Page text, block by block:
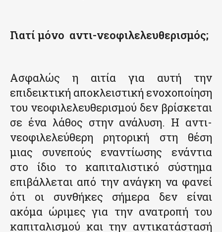
Γιατί μόνο αντι-νεοφιλελευθερισμός;
Ασφαλώς η αιτία για αυτή την
επιδεικτική αποκλειστική ενοχοποίηση
του νεοφιλελευθερισμού δεν βρίσκεται
σε ένα λάθος στην ανάλυση. Η αντι-
νεοφιλελεύθερη ρητορική στη θέση
μιας συνεπούς εναντίωσης ενάντια
στο ίδιο το καπιταλιστικό σύστημα
επιβάλλεται από την ανάγκη να φανεί
ότι οι συνθήκες σήμερα δεν είναι
ακόμα ώριμες για την ανατροπή του
καπιταλισμού και την αντικατάστασή